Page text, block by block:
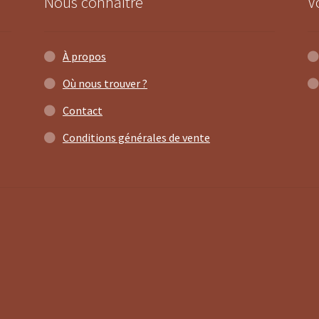
À propos
Où nous trouver ?
Contact
Conditions générales de vente